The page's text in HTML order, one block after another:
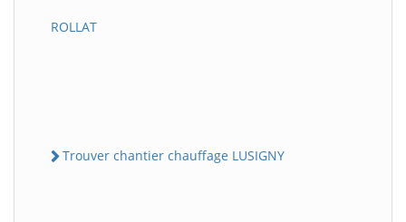
ROLLAT
Trouver chantier chauffage LUSIGNY